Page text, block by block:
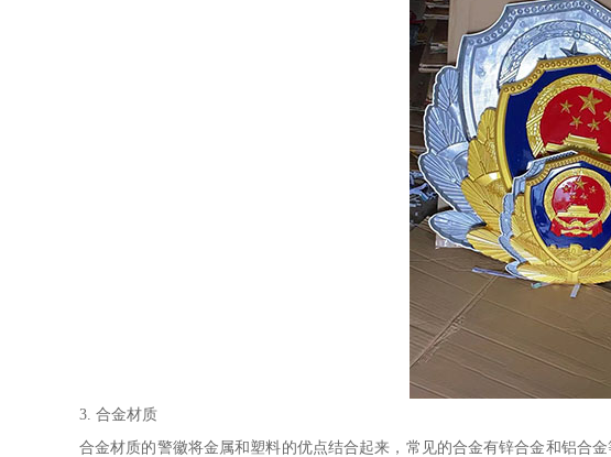
3. 合金材质
合金材质的警徽将金属和塑料的优点结合起来，常见的合金有锌合金和铝合